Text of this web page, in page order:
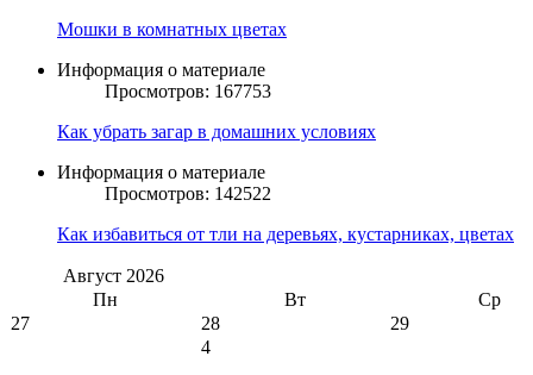
Мошки в комнатных цветах
Информация о материале
Просмотров: 167753
Как убрать загар в домашних условиях
Информация о материале
Просмотров: 142522
Как избавиться от тли на деревьях, кустарниках, цветах
Август 2026
Пн
Вт
Ср
27
28 29
4